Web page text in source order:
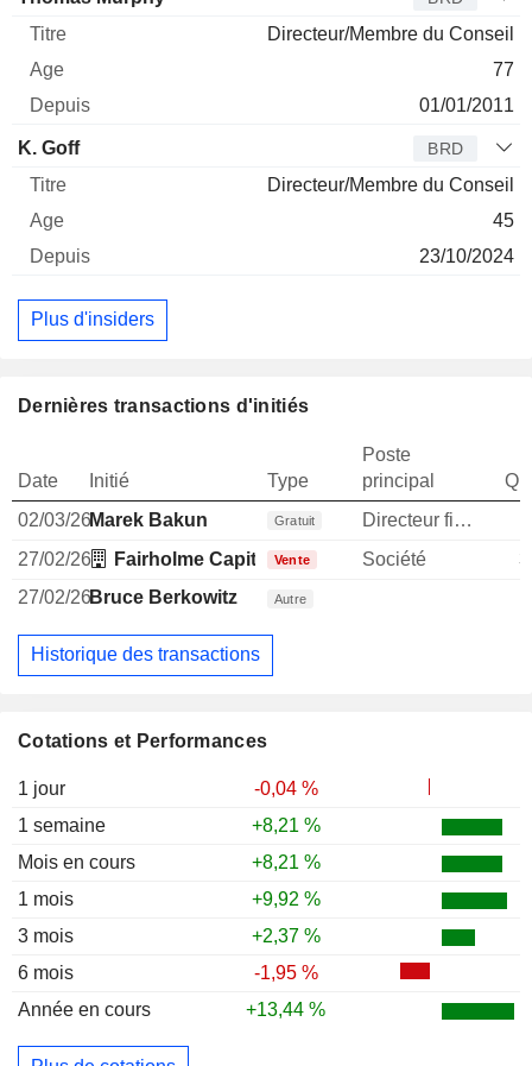
Cotations et Performances
1 jour
-0,04 %
1 semaine
+8,21 %
Mois en cours
+8,21 %
1 mois
+9,92 %
3 mois
+2,37 %
6 mois
-1,95 %
Année en cours
+13,44 %
Directeur/Membre du Conseil
77
01/01/2011
K. Goff BRD
Directeur/Membre du Conseil
45
23/10/2024
Plus d'insiders
Dernières transactions d'initiés
Date Initié Type
Poste
principal
02/03/26Marek Bakun Gratuit Directeur financier
27/02/26
Fairholme Capital Management LLC
Vente Société
27/02/26Bruce Berkowitz Autre
Historique des transactions